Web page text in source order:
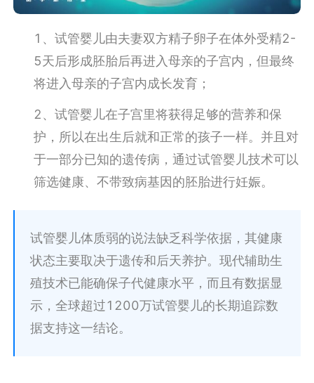
1、试管婴儿由夫妻双方精子卵子在体外受精2-
5天后形成胚胎后再进入母亲的子宫内，但最终
将进入母亲的子宫内成长发育；
2、试管婴儿在子宫里将获得足够的营养和保
护，所以在出生后就和正常的孩子一样。并且对
于一部分已知的遗传病，通过试管婴儿技术可以
筛选健康、不带致病基因的胚胎进行妊娠。
试管婴儿体质弱的说法缺乏科学依据，其健康
状态主要取决于遗传和后天养护。现代辅助生
殖技术已能确保子代健康水平，而且有数据显
示，全球超过1200万试管婴儿的长期追踪数
据支持这一结论。